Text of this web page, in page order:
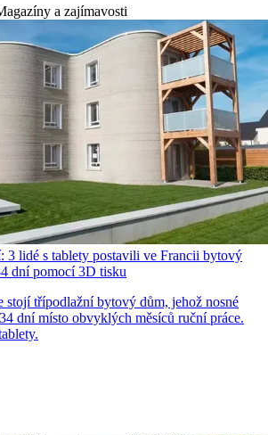
a zajímavosti
3 lidé s tablety postavili ve Francii bytový
dní pomocí 3D tisku
stojí třípodlažní bytový dům, jehož nosné
dní místo obvyklých měsíců ruční práce.